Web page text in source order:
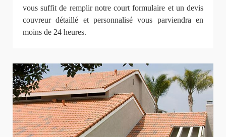
vous suffit de remplir notre court formulaire et un devis
couvreur détaillé et personnalisé vous parviendra en
moins de 24 heures.